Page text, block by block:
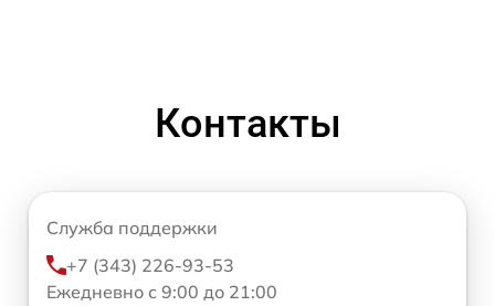
Контакты
Служба поддержки
+7 (343) 226-93-53
Ежедневно с 9:00 до 21:00